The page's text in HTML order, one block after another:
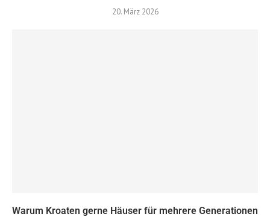
20. März 2026
Warum Kroaten gerne Häuser für mehrere Generationen